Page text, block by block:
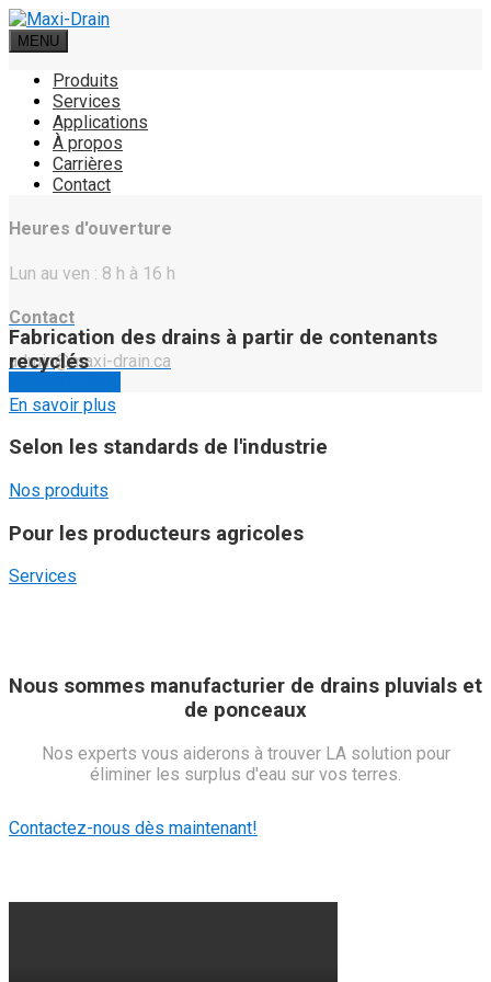
MENU
Produits
Services
Applications
À propos
Carrières
Contact
Heures d'ouverture
Lun au ven : 8 h à 16 h
Contact
admin@maxi-drain.ca
Fabrication des drains à partir de contenants
recyclés
En savoir plus
Selon les standards de l'industrie
Nos produits
Pour les producteurs agricoles
Services
Nous sommes manufacturier de drains pluvials et
de ponceaux
Nos experts vous aiderons à trouver LA solution pour
éliminer les surplus d'eau sur vos terres.
Contactez-nous dès maintenant!